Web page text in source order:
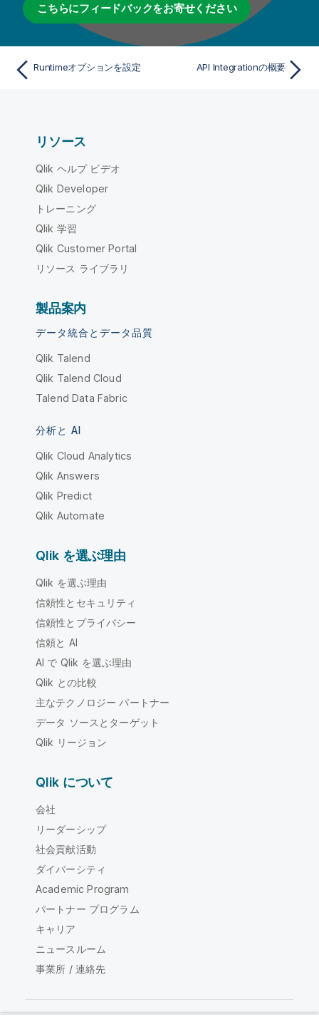
こちらにフィードバックをお寄せください
Runtimeオプションを設定 API Integrationの概要
リソース
Qlik ヘルプ ビデオ
Qlik Developer
トレーニング
Qlik 学習
Qlik Customer Portal
リソース ライブラリ
製品案内
データ統合とデータ品質
Qlik Talend
Qlik Talend Cloud
Talend Data Fabric
分析と AI
Qlik Cloud Analytics
Qlik Answers
Qlik Predict
Qlik Automate
Qlik を選ぶ理由
Qlik を選ぶ理由
信頼性とセキュリティ
信頼性とプライバシー
信頼と AI
AI で Qlik を選ぶ理由
Qlik との比較
主なテクノロジー パートナー
データ ソースとターゲット
Qlik リージョン
Qlik について
会社
リーダーシップ
社会貢献活動
ダイバーシティ
Academic Program
パートナー プログラム
キャリア
ニュースルーム
事業所 / 連絡先